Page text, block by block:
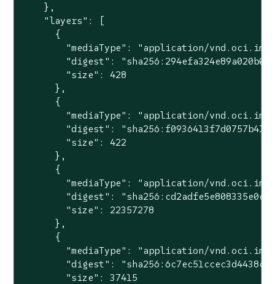
    },
    "layers": [
      {
"mediaType": "application/
"digest":
        "size": 428
      },
      {
"mediaType": "application/
"digest":
        "size": 422
      },
      {
"mediaType": "application/
"digest":
        "size": 22357278
      },
      {
"mediaType": "application/
"digest":
        "size": 37415